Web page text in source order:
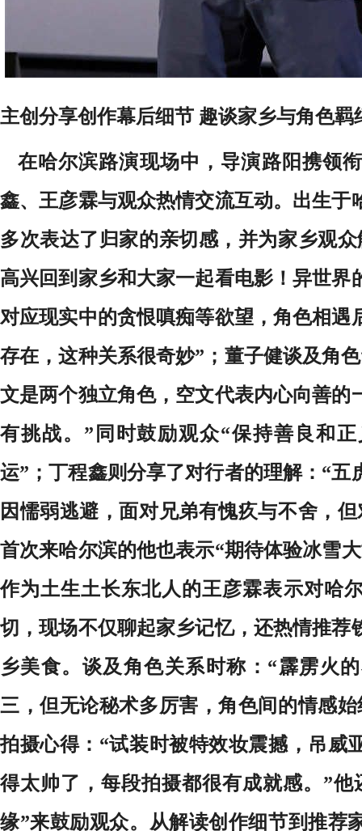
主创分享创作幕后细节 趣谈家乡与角色羁
在哈尔滨路演现场中，导演路阳携领
鑫、王彦霖与观众热情交流互动。出生于
多次表达了归家的亲切感，并为家乡观
高兴回到家乡和大家一起看电影！异世界
对应现实中的贪恨嗔痴等欲望，角色相遇
存在，这种关系很奇妙”；董子健谈及角
文是两个独立角色，空文代表内心向善的
有挑战。”同时鼓励观众“保持善良和
运”；丁程鑫则分享了对行者的理解：“五
因懦弱逃避，面对兄弟有愧疚与不舍，
首次来哈尔滨的他也表示“期待体验冰雪
作为土生土长东北人的王彦霖表示对哈
切，现场不仅聊起家乡记忆，还热情推荐
乡美食。谈及角色关系时称：“霹雳火
三，但无论秘术多厉害，角色间的情感
拍摄心得：“试装时被特效妆震撼，吊威
得太帅了，每段拍摄都很有成就感。”
缘”来鼓励观众。从解读创作细节到推荐